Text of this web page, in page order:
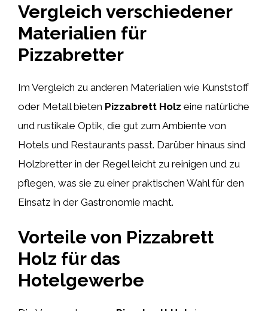
Vergleich verschiedener
Materialien für
Pizzabretter
Im Vergleich zu anderen Materialien wie Kunststoff
oder Metall bieten Pizzabrett Holz eine natürliche
und rustikale Optik, die gut zum Ambiente von
Hotels und Restaurants passt. Darüber hinaus sind
Holzbretter in der Regel leicht zu reinigen und zu
pflegen, was sie zu einer praktischen Wahl für den
Einsatz in der Gastronomie macht.
Vorteile von Pizzabrett
Holz für das
Hotelgewerbe